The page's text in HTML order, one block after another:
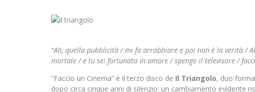
“Ah, quella pubblicità / mi fa arrabbiare e poi non è la verità /
mortale / e tu sei fortunata in amore / spengo il televisore /
“Faccio un Cinema” è il terzo disco de Il Triangolo, duo
dopo circa cinque anni di silenzio: un cambiamento evidente